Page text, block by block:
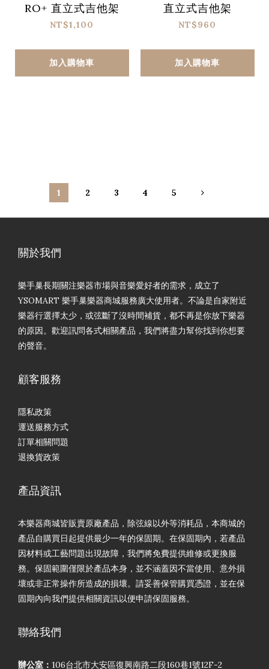
RO+ 直立式吉他架
NT$1,100
加入購物車
直立式吉他架
NT$960
加入購物車
1 2 3 4 5
關於我們
樂手巢長期關注樂器市場與音樂愛好者的需求，成立了
YSOMART 樂手巢樂器商城服務廣大使用者。不論是自家附近
樂器行選擇太少，或弦斷了沒時間補貨，都不再是你放下樂器
的原因。歡迎訊問各式相關產品，我們將盡力幫你找到你想要
的聲音。
顧客服務
隱私政策
運送服務方式
訂單相關問題
退換貨政策
產品資訊
本樂器商城皆販賣原廠產品，除弦線以外等消耗品，本商城的
產品自購買日起提供最少一年的保固期。在保固期內，若產品
因材料或工藝問題出現故障，我們將免費提供維修或更換服
務。保固範圍僅限於產品本身，並不涵蓋因不當使用、意外損
壞或非正常操作所造成的損壞。請妥善保管購買憑證，並在保
固期內向我們提供相關資訊以便申請保固服務。
聯絡我們
辦公室： 106台北市大安區復興南路二段160巷1號12F-2